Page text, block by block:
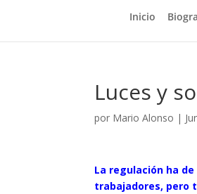
Inicio
Luces y
por Mario Alonso |
La regulación ha
trabajadores, pero